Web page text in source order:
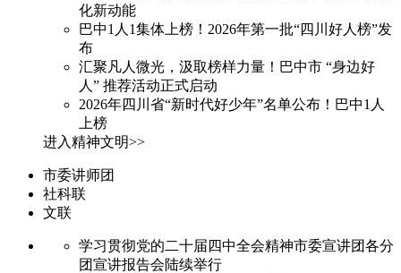
化新动能
巴中1人1集体上榜！2026年第一批“四川好人榜”发
布
汇聚凡人微光，汲取榜样力量！巴中市 “身边好
人” 推荐活动正式启动
2026年四川省“新时代好少年”名单公布！巴中1人
上榜
进入精神文明>>
市委讲师团
社科联
文联
学习贯彻党的二十届四中全会精神市委宣讲团各分
团宣讲报告会陆续举行